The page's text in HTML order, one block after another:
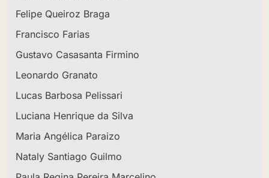
Felipe Queiroz Braga
Francisco Farias
Gustavo Casasanta Firmino
Leonardo Granato
Lucas Barbosa Pelissari
Luciana Henrique da Silva
Maria Angélica Paraizo
Nataly Santiago Guilmo